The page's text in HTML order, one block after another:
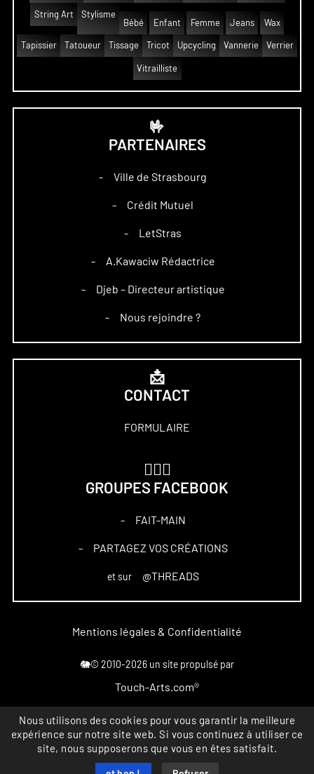
String Art
Stylisme
Bébé
Enfant Femme Jeans Wax
Tapissier Tatoueur Tissage Tricot Upcycling Vannerie Verrier
Vitrailliste
🤟
PARTENAIRES
– Ville de Strasbourg
– Crédit Mutuel
– LetStras
– A.Kawaciw Rédactrice
– Djeb – Directeur artistique
– Nous rejoindre ?
📩
CONTACT
FORMULAIRE
GROUPES FACEBOOK
– FAIT-MAIN
– PARTAGEZ VOS CRÉATIONS
et sur @THREADS
Mentions légales & Confidentialité
🐘© 2010-2026 un site propulsé par
Touch-Arts.com®
Marque déposée
All rights reserved
Nous utilisons des cookies pour vous garantir la meilleure
expérience sur notre site web. Si vous continuez à utiliser ce
site, nous supposerons que vous en êtes satisfait.